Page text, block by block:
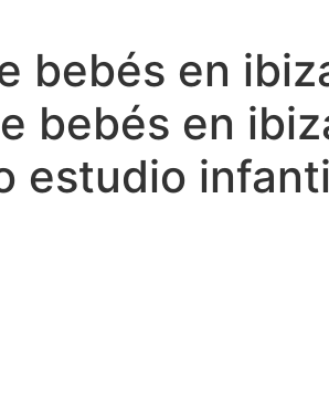
bebés en
bebés en
estudio